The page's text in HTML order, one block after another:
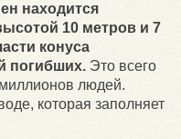
находится
10 метров и 7
конуса
погибших. Это всего
людей.
которая заполняет